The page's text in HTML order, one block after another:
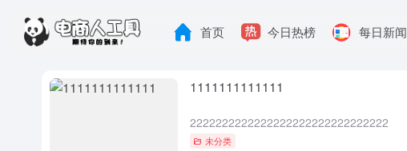
首页 今日热榜 每日新闻
1111111111111
2222222222222222222222222222222
未分类